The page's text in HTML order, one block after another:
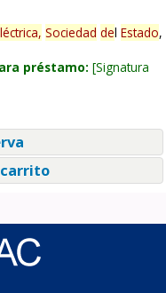
Sociedad del Estado,
préstamo: Signatura